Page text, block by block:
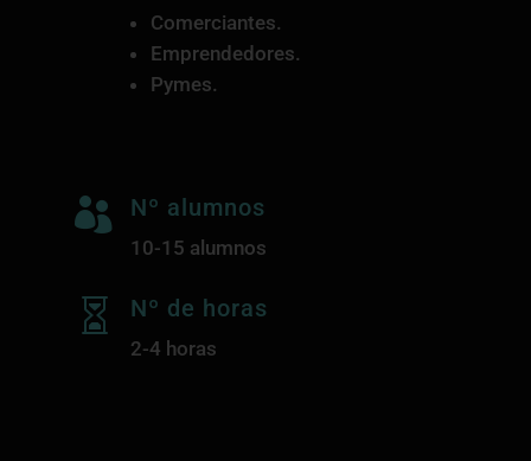
Comerciantes.
Emprendedores.
Pymes.
 Nº alumnos
10-15 alumnos
 Nº de horas
2-4 horas